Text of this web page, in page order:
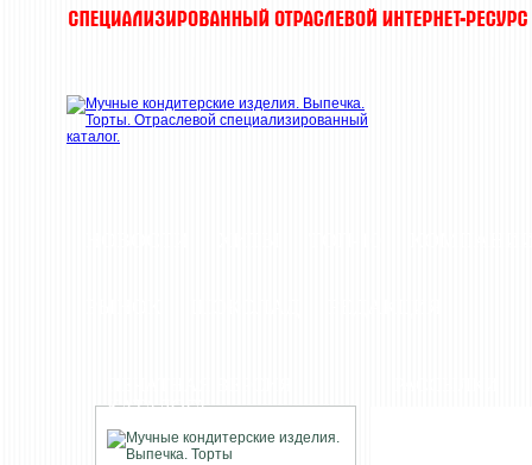
КАТАЛОГА